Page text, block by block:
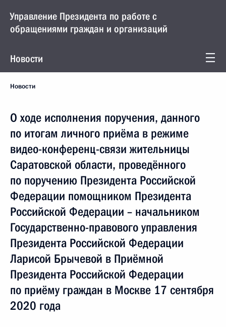
Управление Президента по работе с
обращениями граждан и организаций
Новости
Новости
О ходе исполнения поручения, данного
по итогам личного приёма в режиме
видео-конференц-связи жительницы
Саратовской области, проведённого
по поручению Президента Российской
Федерации помощником Президента
Российской Федерации – начальником
Государственно-правового управления
Президента Российской Федерации
Ларисой Брычевой в Приёмной
Президента Российской Федерации
по приёму граждан в Москве 17 сентября
2020 года